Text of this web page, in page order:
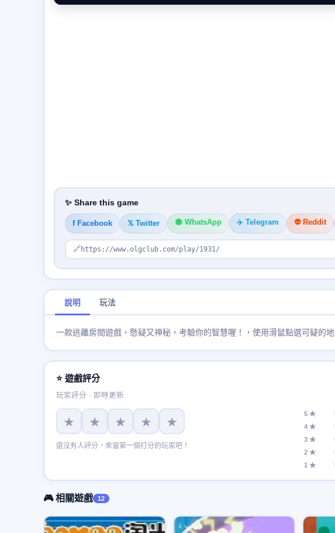
✨ Share this game
f Facebook 𝕏 Twitter 🟢 WhatsApp ✈️ Telegram 👽 Reddit
🔗 https://www.olgclub.com/play/1931/
說明 玩法
一款逃離房間遊戲，懸疑又神秘，考驗你的智慧喔！，使用滑鼠點選可疑的
⭐ 遊戲評分
玩家評分 · 即時更新
★ ★ ★ ★ ★
還沒有人評分，來當第一個打分的玩家吧！
5 ★
4 ★
3 ★
2 ★
1 ★
🎮 相關遊戲 12